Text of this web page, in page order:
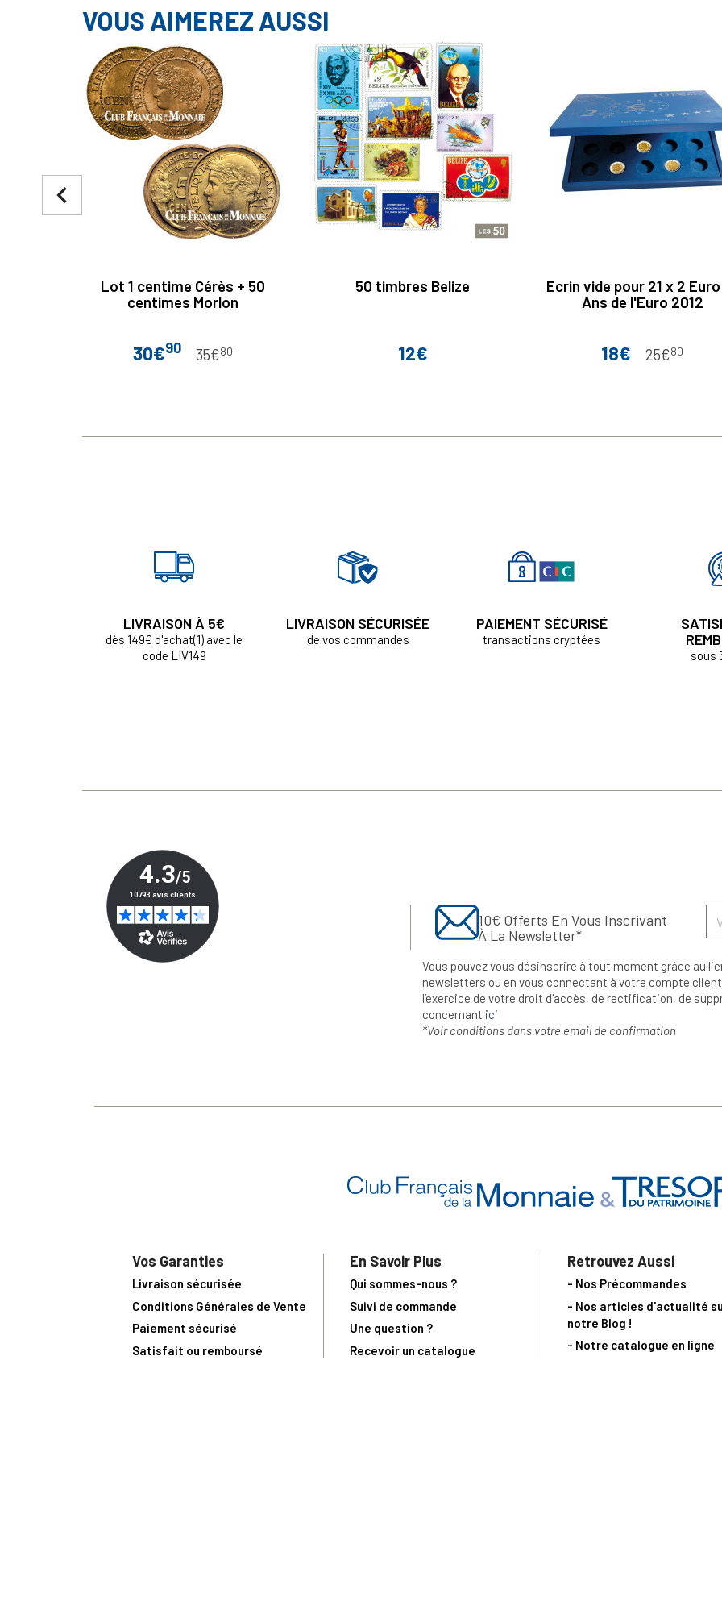
VOUS AIMEREZ AUSSI
Lot 1 centime Cérès + 50
centimes Morlon
Prix
30€90 Prix de base
35€80
50 timbres Belize
Prix
12€
Ecrin vide pour 21 x 2 Euro
Ans de l'Euro 2012
Prix
18€ Prix de base
25€80
navigate_before
LIVRAISON À 5€
dès 149€ d'achat(1) avec le
code LIV149
LIVRAISON SÉCURISÉE
de vos commandes
PAIEMENT SÉCURISÉ
transactions cryptées
sous
10€ Offerts En Vous Inscrivant
À La Newsletter*
Vous pouvez vous désinscrire à tout moment grâce au
newsletters ou en vous connectant à votre compte
l’exercice de votre droit d'accès, de rectification, de
concernant ici
*Voir conditions dans votre email de confirmation
Vos Garanties
Livraison sécurisée
Conditions Générales de Vente
Paiement sécurisé
Satisfait ou remboursé
En Savoir Plus
Qui sommes-nous ?
Suivi de commande
Une question ?
Recevoir un catalogue
Retrouvez Aussi
- Nos Précommandes
- Nos articles d'actualité
notre Blog !
- Notre catalogue en ligne